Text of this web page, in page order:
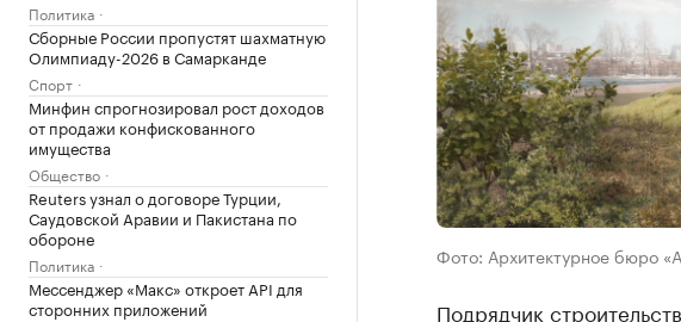
Политика
Сборные России пропустят шахматную
Олимпиаду-2026 в Самарканде
Спорт
Минфин спрогнозировал рост доходов
от продажи конфискованного
имущества
Общество
Reuters узнал о договоре Турции,
Саудовской Аравии и Пакистана по
обороне
Политика
Мессенджер «Макс» откроет API для
сторонних приложений
Фото: Архитектурное бюро
Подрядчик